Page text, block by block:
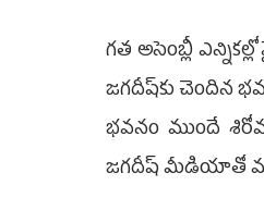
గత అసెం‍బ్లీ
జగదీష్‌కు చెందిన
భవనం ముందే
జగదీష్‌ మీడియాతో